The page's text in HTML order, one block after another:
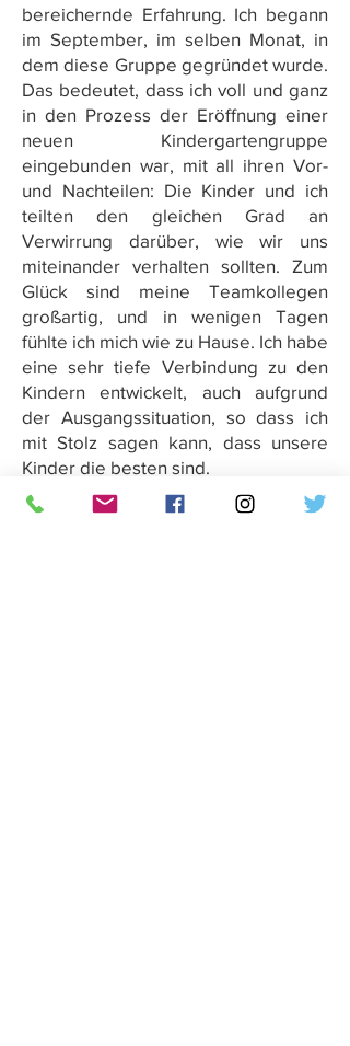
bereichernde Erfahrung. Ich begann
im September, im selben Monat, in
dem diese Gruppe gegründet wurde.
Das bedeutet, dass ich voll und ganz
in den Prozess der Eröffnung einer
neuen
Kindergartengruppe
eingebunden war, mit all ihren Vor-
und Nachteilen: Die Kinder und ich
teilten
den gleichen Grad
an
Verwirrung
darüber, wie wir uns
miteinander verhalten sollten. Zum
Glück
sind meine
Teamkollegen
großartig, und in wenigen
Tagen
fühlte ich mich wie zu Hause. Ich habe
eine sehr tiefe Verbindung zu den
Kindern
entwickelt, auch aufgrund
der Ausgangssituation, so dass
ich
mit Stolz sagen kann, dass unsere
Kinder die besten sind.
Während dieser Zeit habe
mich